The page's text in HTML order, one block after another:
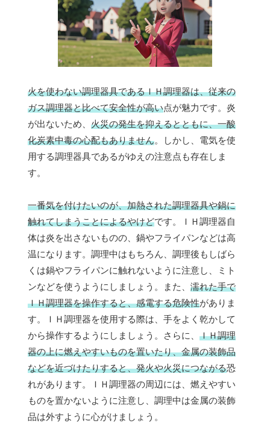
火を使わない調理器具であるＩＨ調理器は、従来の
ガス調理器と比べて安全性が高い点が魅力です。炎
が出ないため、 火災の発生を抑えるとともに、一酸
化炭素中毒の心配もありません。しかし、電気を使
用する調理器具であるがゆえの注意点も存在しま
す。
一番気を付けたいのが、加熱された調理器具や鍋に
触れてしまうことによるやけどです。ＩＨ調理器自
体は炎を出さないものの、鍋やフライパンなどは高
温になります。調理中はもちろん、調理後もしばら
くは鍋やフライパンに触れないように注意し、ミト
ンなどを使うようにしましょう。また、 濡れた手で
ＩＨ調理器を操作すると、感電する危険性がありま
す。ＩＨ調理器を使用する際は、手をよく乾かして
から操作するようにしましょう。さらに、 ＩＨ調理
器の上に燃えやすいものを置いたり、金属の装飾品
などを近づけたりすると、発火や火災につながる恐
れがあります。ＩＨ調理器の周辺には、燃えやすい
ものを置かないように注意し、調理中は金属の装飾
品は外すように心がけましょう。